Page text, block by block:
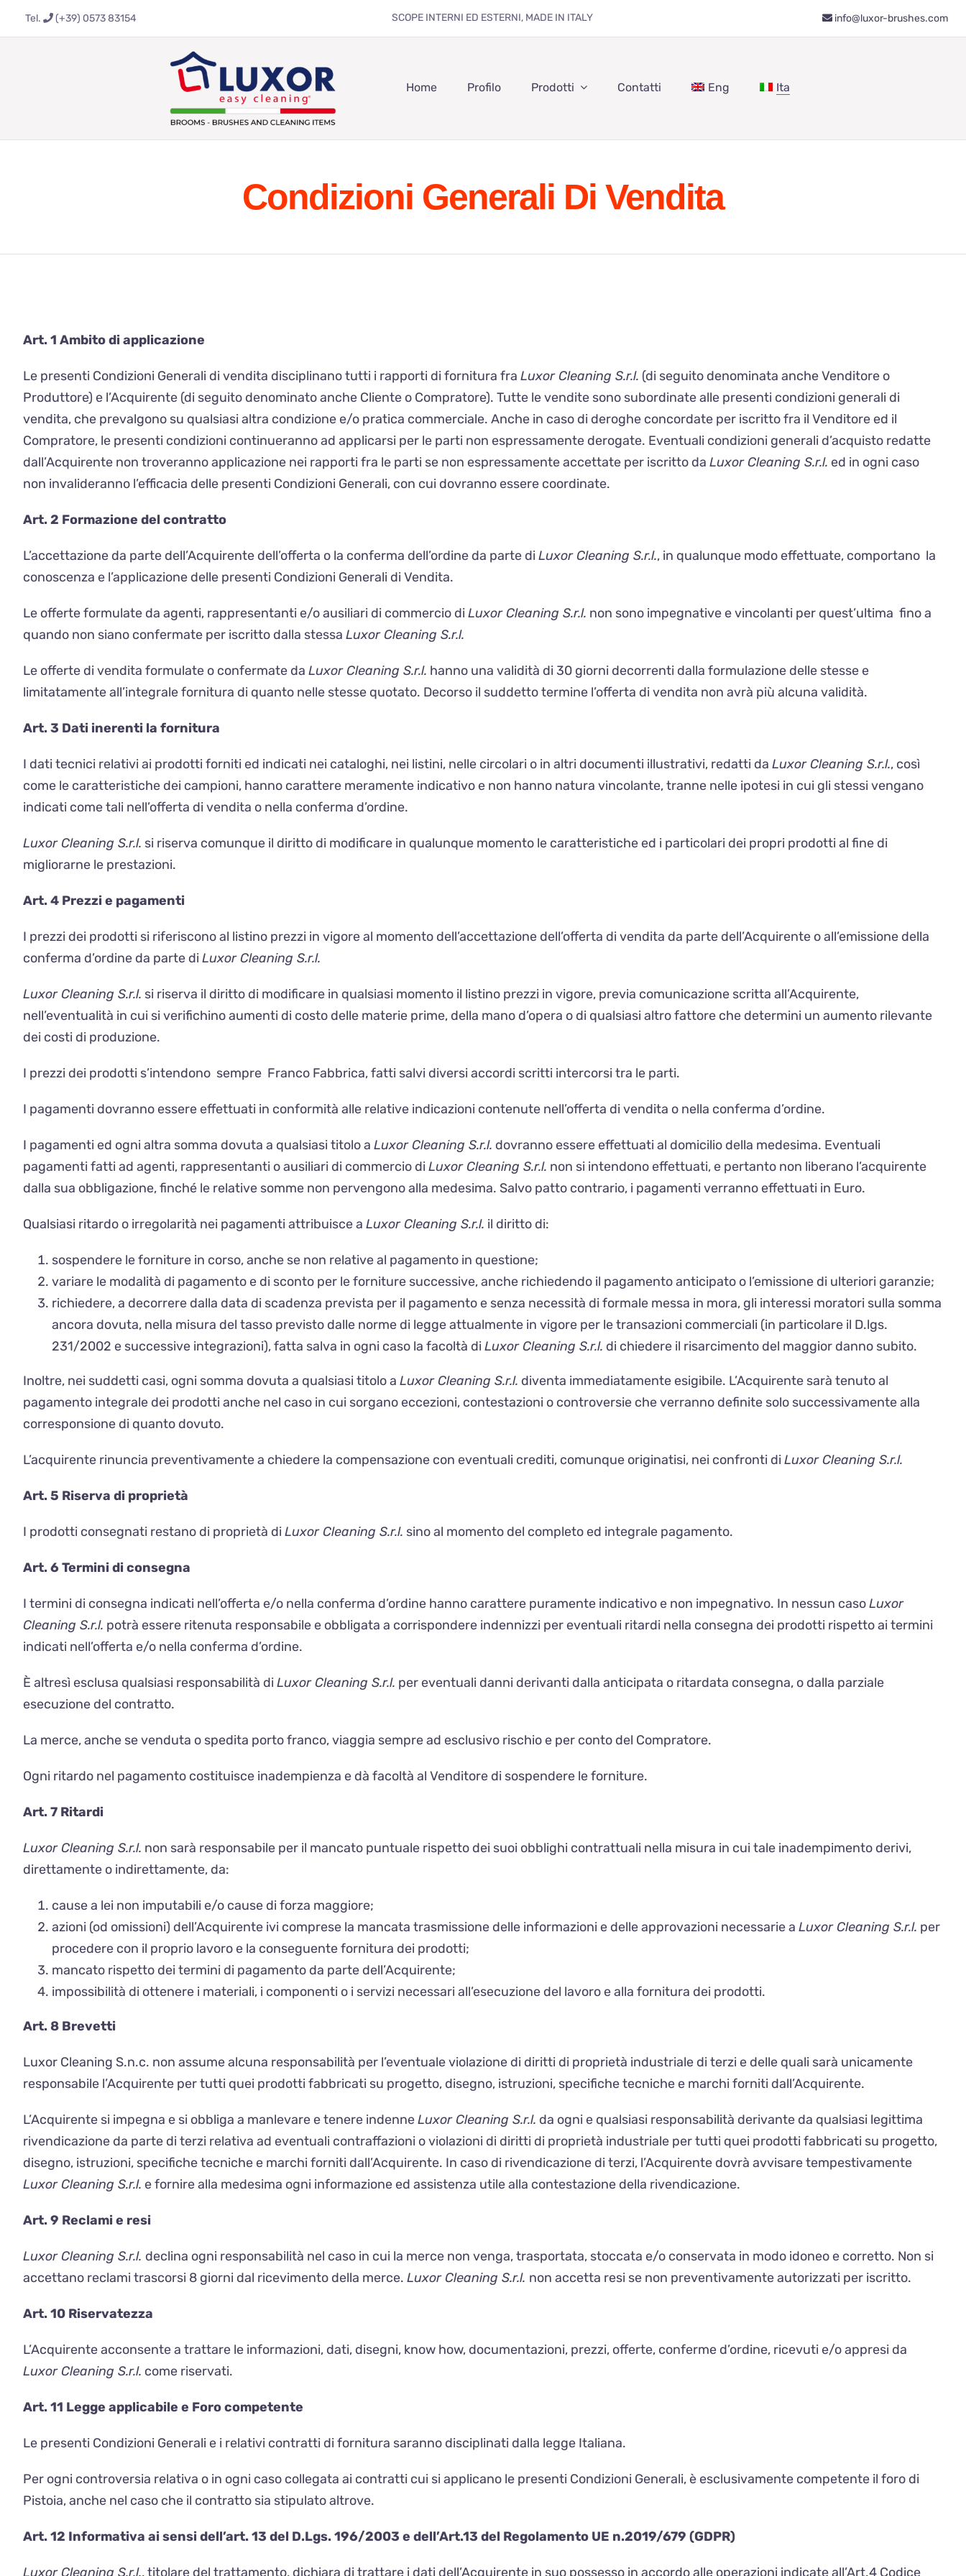
Tel. (+39) 0573 83154 SCOPE INTERNI ED ESTERNI, MADE IN ITALY info@luxor-brushes.com
Home Profilo Prodotti Contatti Eng Ita
Condizioni Generali Di Vendita
Art. 1 Ambito di applicazione
Le presenti Condizioni Generali di vendita disciplinano tutti i rapporti di fornitura fra Luxor Cleaning S.r.l. (di seguito denominata anche Venditore o
Produttore) e l’Acquirente (di seguito denominato anche Cliente o Compratore). Tutte le vendite sono subordinate alle presenti condizioni generali di
vendita, che prevalgono su qualsiasi altra condizione e/o pratica commerciale. Anche in caso di deroghe concordate per iscritto fra il Venditore ed il
Compratore, le presenti condizioni continueranno ad applicarsi per le parti non espressamente derogate. Eventuali condizioni generali d’acquisto redatte
dall’Acquirente non troveranno applicazione nei rapporti fra le parti se non espressamente accettate per iscritto da Luxor Cleaning S.r.l. ed in ogni caso
non invalideranno l’efficacia delle presenti Condizioni Generali, con cui dovranno essere coordinate.
Art. 2 Formazione del contratto
L’accettazione da parte dell’Acquirente dell’offerta o la conferma dell’ordine da parte di Luxor Cleaning S.r.l., in qualunque modo effettuate, comportano la
conoscenza e l’applicazione delle presenti Condizioni Generali di Vendita.
Le offerte formulate da agenti, rappresentanti e/o ausiliari di commercio di Luxor Cleaning S.r.l. non sono impegnative e vincolanti per quest’ultima fino a
quando non siano confermate per iscritto dalla stessa Luxor Cleaning S.r.l.
Le offerte di vendita formulate o confermate da Luxor Cleaning S.r.l. hanno una validità di 30 giorni decorrenti dalla formulazione delle stesse e
limitatamente all’integrale fornitura di quanto nelle stesse quotato. Decorso il suddetto termine l’offerta di vendita non avrà più alcuna validità.
Art. 3 Dati inerenti la fornitura
I dati tecnici relativi ai prodotti forniti ed indicati nei cataloghi, nei listini, nelle circolari o in altri documenti illustrativi, redatti da Luxor Cleaning S.r.l., così
come le caratteristiche dei campioni, hanno carattere meramente indicativo e non hanno natura vincolante, tranne nelle ipotesi in cui gli stessi vengano
indicati come tali nell’offerta di vendita o nella conferma d’ordine.
Luxor Cleaning S.r.l. si riserva comunque il diritto di modificare in qualunque momento le caratteristiche ed i particolari dei propri prodotti al fine di
migliorarne le prestazioni.
Art. 4 Prezzi e pagamenti
I prezzi dei prodotti si riferiscono al listino prezzi in vigore al momento dell’accettazione dell’offerta di vendita da parte dell’Acquirente o all’emissione della
conferma d’ordine da parte di Luxor Cleaning S.r.l.
Luxor Cleaning S.r.l. si riserva il diritto di modificare in qualsiasi momento il listino prezzi in vigore, previa comunicazione scritta all’Acquirente,
nell’eventualità in cui si verifichino aumenti di costo delle materie prime, della mano d’opera o di qualsiasi altro fattore che determini un aumento rilevante
dei costi di produzione.
I prezzi dei prodotti s’intendono sempre Franco Fabbrica, fatti salvi diversi accordi scritti intercorsi tra le parti.
I pagamenti dovranno essere effettuati in conformità alle relative indicazioni contenute nell’offerta di vendita o nella conferma d’ordine.
I pagamenti ed ogni altra somma dovuta a qualsiasi titolo a Luxor Cleaning S.r.l. dovranno essere effettuati al domicilio della medesima. Eventuali
pagamenti fatti ad agenti, rappresentanti o ausiliari di commercio di Luxor Cleaning S.r.l. non si intendono effettuati, e pertanto non liberano l’acquirente
dalla sua obbligazione, finché le relative somme non pervengono alla medesima. Salvo patto contrario, i pagamenti verranno effettuati in Euro.
Qualsiasi ritardo o irregolarità nei pagamenti attribuisce a Luxor Cleaning S.r.l. il diritto di:
sospendere le forniture in corso, anche se non relative al pagamento in questione;
variare le modalità di pagamento e di sconto per le forniture successive, anche richiedendo il pagamento anticipato o l’emissione di ulteriori garanzie;
richiedere, a decorrere dalla data di scadenza prevista per il pagamento e senza necessità di formale messa in mora, gli interessi moratori sulla somma
ancora dovuta, nella misura del tasso previsto dalle norme di legge attualmente in vigore per le transazioni commerciali (in particolare il D.lgs.
231/2002 e successive integrazioni), fatta salva in ogni caso la facoltà di Luxor Cleaning S.r.l. di chiedere il risarcimento del maggior danno subito.
Inoltre, nei suddetti casi, ogni somma dovuta a qualsiasi titolo a Luxor Cleaning S.r.l. diventa immediatamente esigibile. L’Acquirente sarà tenuto al
pagamento integrale dei prodotti anche nel caso in cui sorgano eccezioni, contestazioni o controversie che verranno definite solo successivamente alla
corresponsione di quanto dovuto.
L’acquirente rinuncia preventivamente a chiedere la compensazione con eventuali crediti, comunque originatisi, nei confronti di Luxor Cleaning S.r.l.
Art. 5 Riserva di proprietà
I prodotti consegnati restano di proprietà di Luxor Cleaning S.r.l. sino al momento del completo ed integrale pagamento.
Art. 6 Termini di consegna
I termini di consegna indicati nell’offerta e/o nella conferma d’ordine hanno carattere puramente indicativo e non impegnativo. In nessun casoLuxor
Cleaning S.r.l. potrà essere ritenuta responsabile e obbligata a corrispondere indennizzi per eventuali ritardi nella consegna dei prodotti rispetto ai termini
indicati nell’offerta e/o nella conferma d’ordine.
È altresì esclusa qualsiasi responsabilità di Luxor Cleaning S.r.l. per eventuali danni derivanti dalla anticipata o ritardata consegna, o dalla parziale
esecuzione del contratto.
La merce, anche se venduta o spedita porto franco, viaggia sempre ad esclusivo rischio e per conto del Compratore.
Ogni ritardo nel pagamento costituisce inadempienza e dà facoltà al Venditore di sospendere le forniture.
Art. 7 Ritardi
Luxor Cleaning S.r.l. non sarà responsabile per il mancato puntuale rispetto dei suoi obblighi contrattuali nella misura in cui tale inadempimento derivi,
direttamente o indirettamente, da:
cause a lei non imputabili e/o cause di forza maggiore;
azioni (od omissioni) dell’Acquirente ivi comprese la mancata trasmissione delle informazioni e delle approvazioni necessarie a Luxor Cleaning S.r.l. per
procedere con il proprio lavoro e la conseguente fornitura dei prodotti;
mancato rispetto dei termini di pagamento da parte dell’Acquirente;
impossibilità di ottenere i materiali, i componenti o i servizi necessari all’esecuzione del lavoro e alla fornitura dei prodotti.
Art. 8 Brevetti
Luxor Cleaning S.n.c. non assume alcuna responsabilità per l’eventuale violazione di diritti di proprietà industriale di terzi e delle quali sarà unicamente
responsabile l’Acquirente per tutti quei prodotti fabbricati su progetto, disegno, istruzioni, specifiche tecniche e marchi forniti dall’Acquirente.
L’Acquirente si impegna e si obbliga a manlevare e tenere indenneLuxor Cleaning S.r.l. da ogni e qualsiasi responsabilità derivante da qualsiasi legittima
rivendicazione da parte di terzi relativa ad eventuali contraffazioni o violazioni di diritti di proprietà industriale per tutti quei prodotti fabbricati su progetto,
disegno, istruzioni, specifiche tecniche e marchi forniti dall’Acquirente. In caso di rivendicazione di terzi, l’Acquirente dovrà avvisare tempestivamente
Luxor Cleaning S.r.l. e fornire alla medesima ogni informazione ed assistenza utile alla contestazione della rivendicazione.
Art. 9 Reclami e resi
Luxor Cleaning S.r.l. declina ogni responsabilità nel caso in cui la merce non venga, trasportata, stoccata e/o conservata in modo idoneo e corretto. Non si
accettano reclami trascorsi 8 giorni dal ricevimento della merce. Luxor Cleaning S.r.l. non accetta resi se non preventivamente autorizzati per iscritto.
Art. 10 Riservatezza
L’Acquirente acconsente a trattare le informazioni, dati, disegni, know how, documentazioni, prezzi, offerte, conferme d’ordine, ricevuti e/o appresi da
Luxor Cleaning S.r.l. come riservati.
Art. 11 Legge applicabile e Foro competente
Le presenti Condizioni Generali e i relativi contratti di fornitura saranno disciplinati dalla legge Italiana.
Per ogni controversia relativa o in ogni caso collegata ai contratti cui si applicano le presenti Condizioni Generali, è esclusivamente competente il foro di
Pistoia, anche nel caso che il contratto sia stipulato altrove.
Art. 12 Informativa ai sensi dell’art. 13 del D.Lgs. 196/2003 e dell’Art.13 del Regolamento UE n.2019/679 (GDPR)
Luxor Cleaning S.r.l., titolare del trattamento, dichiara di trattare i dati dell’Acquirente in suo possesso in accordo alle operazioni indicate all’Art.4 Codice